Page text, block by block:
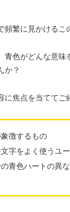
頻繁に見かけるこ
青色がどんな意味
か？
に焦点を当ててご
徴するもの
字をよく使うユ
青色ハートの異